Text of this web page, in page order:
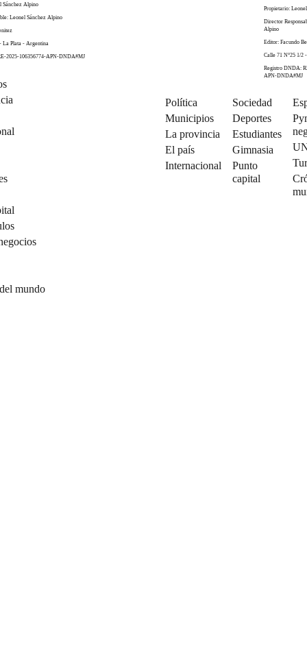
Sánchez Alpino
Leonel Sánchez Alpino
La Plata - Argentina
2025-106356774-APN-DNDA#MJ
mundo
Propietario:
Director
Alpino
Editor: Facundo
Calle 71 N°25 1/2
Registro DNDA:
APN-DNDA#MJ
Política
Municipios
La provincia
El país
Internacional
Sociedad
Deportes
Estudiantes
Gimnasia
Punto
capital